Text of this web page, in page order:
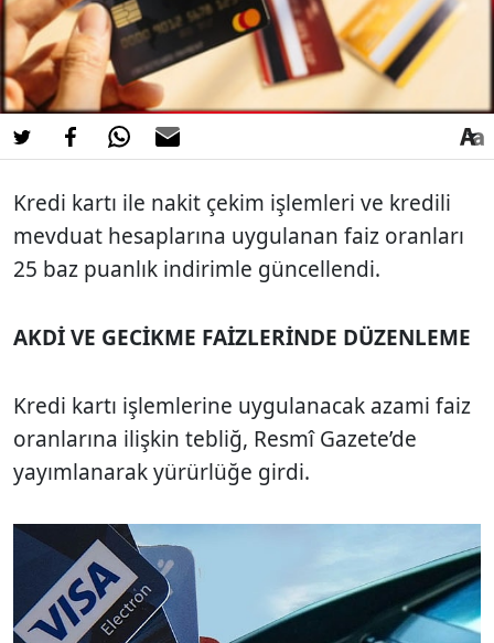
Kredi kartı ile nakit çekim işlemleri ve kredili
mevduat hesaplarına uygulanan faiz oranları
25 baz puanlık indirimle güncellendi.
AKDİ VE GECİKME FAİZLERİNDE DÜZENLEME
Kredi kartı işlemlerine uygulanacak azami faiz
oranlarına ilişkin tebliğ, Resmî Gazete’de
yayımlanarak yürürlüğe girdi.